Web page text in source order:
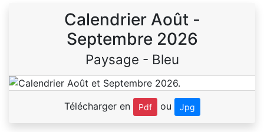
Calendrier Août -
Septembre 2026
Paysage - Bleu
Télécharger en Pdf ou Jpg